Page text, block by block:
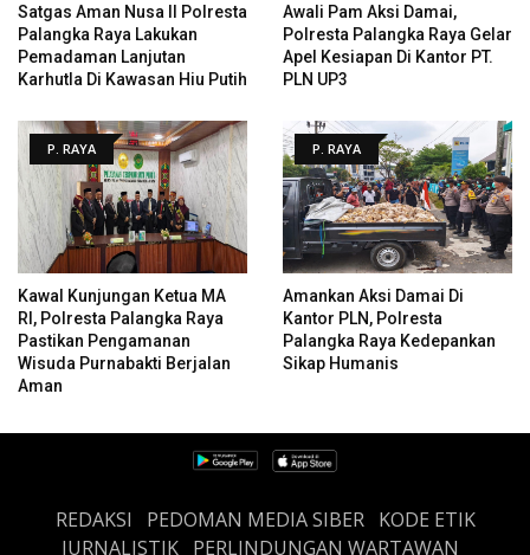
Satgas Aman Nusa II Polresta
Palangka Raya Lakukan
Pemadaman Lanjutan
Karhutla Di Kawasan Hiu Putih
Awali Pam Aksi Damai,
Polresta Palangka Raya Gelar
Apel Kesiapan Di Kantor PT.
PLN UP3
P. RAYA
Kawal Kunjungan Ketua MA
RI, Polresta Palangka Raya
Pastikan Pengamanan
Wisuda Purnabakti Berjalan
Aman
P. RAYA
Amankan Aksi Damai Di
Kantor PLN, Polresta
Palangka Raya Kedepankan
Sikap Humanis
REDAKSI PEDOMAN MEDIA SIBER
KODE ETIK
JURNALISTIK PERLINDUNGAN WARTAWAN